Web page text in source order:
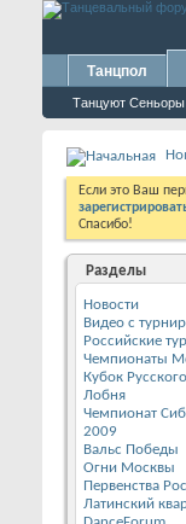
Танцпол
Танцуют Сеньоры
Если это Ваш
Спасибо!
Разделы
Новости
Видео с
Российские
Чемпионаты
Кубок
Лобня
Чемпионат
2009
Вальс Победы
Огни Москвы
Первенства
Латинский